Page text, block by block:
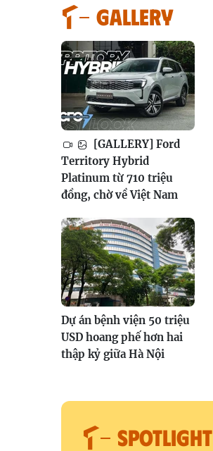
GALLERY
[GALLERY] Ford
Territory Hybrid
Platinum từ 710 triệu
đồng, chờ về Việt Nam
Dự án bệnh viện 50 triệu
USD hoang phế hơn hai
thập kỷ giữa Hà Nội
SPOTLIGHT